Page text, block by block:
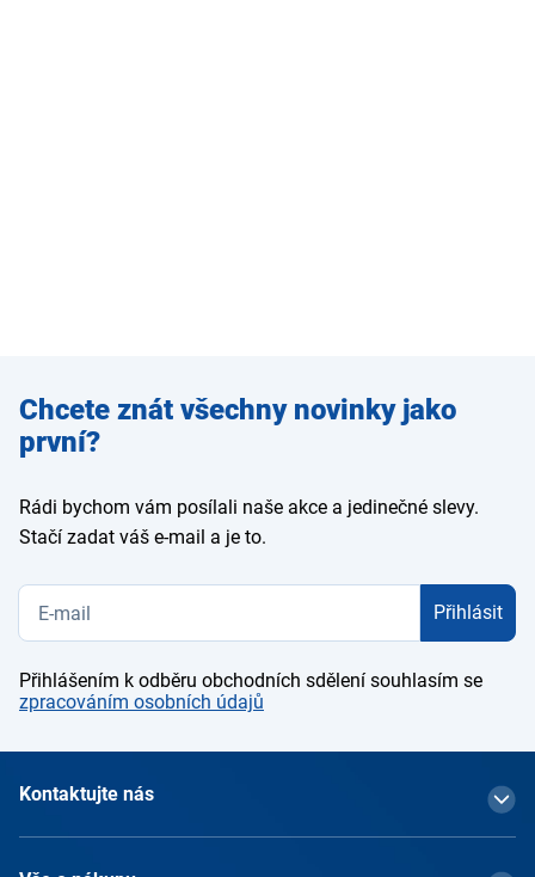
Zadejte
e-mail
Chcete znát všechny novinky jako
první?
Rádi bychom vám posílali naše akce a jedinečné slevy.
Stačí zadat váš e-mail a je to.
Přihlásit
Přihlášením k odběru obchodních sdělení souhlasím se
zpracováním osobních údajů
Kontaktujte nás